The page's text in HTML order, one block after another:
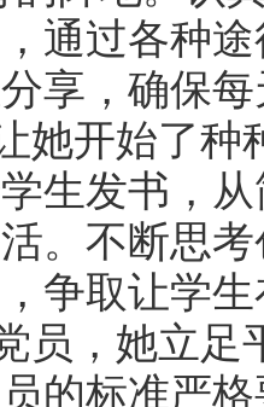
通过各种
享，确保
开始了种
生发书，
。不断思
争取让学
，她立足
的标准严